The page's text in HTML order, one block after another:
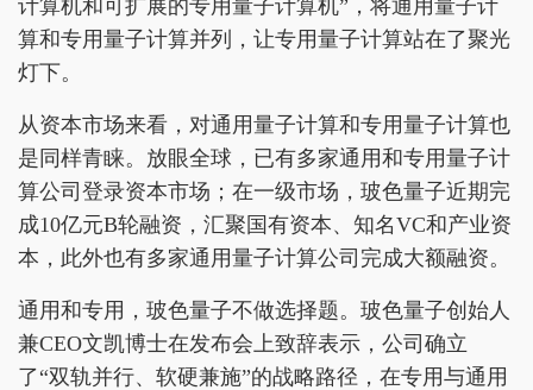
计算机和可扩展的专用量子计算机”，将通用量子计
算和专用量子计算并列，让专用量子计算站在了聚光
灯下。
从资本市场来看，对通用量子计算和专用量子计算也
是同样青睐。放眼全球，已有多家通用和专用量子计
算公司登录资本市场；在一级市场，玻色量子近期完
成10亿元B轮融资，汇聚国有资本、知名VC和产业资
本，此外也有多家通用量子计算公司完成大额融资。
通用和专用，玻色量子不做选择题。玻色量子创始人
兼CEO文凯博士在发布会上致辞表示，公司确立
了“双轨并行、软硬兼施”的战略路径，在专用与通用